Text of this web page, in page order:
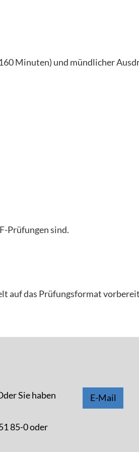
Minuten) und mündlicher
Prüfungen sind.
auf das Prüfungsformat
Sie haben
85-0 oder
E-Mail